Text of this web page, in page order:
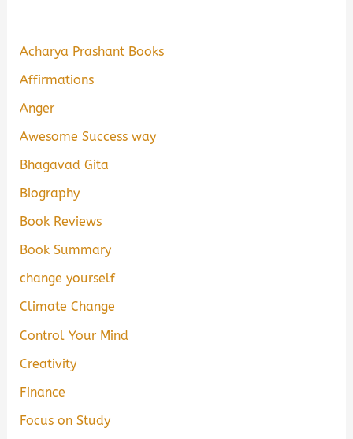
Acharya Prashant Books
Affirmations
Anger
Awesome Success way
Bhagavad Gita
Biography
Book Reviews
Book Summary
change yourself
Climate Change
Control Your Mind
Creativity
Finance
Focus on Study